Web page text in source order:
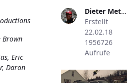
Brown
Eric
Daron
Dieter Metzler
Erstellt
22.02.18
1956726
Aufrufe